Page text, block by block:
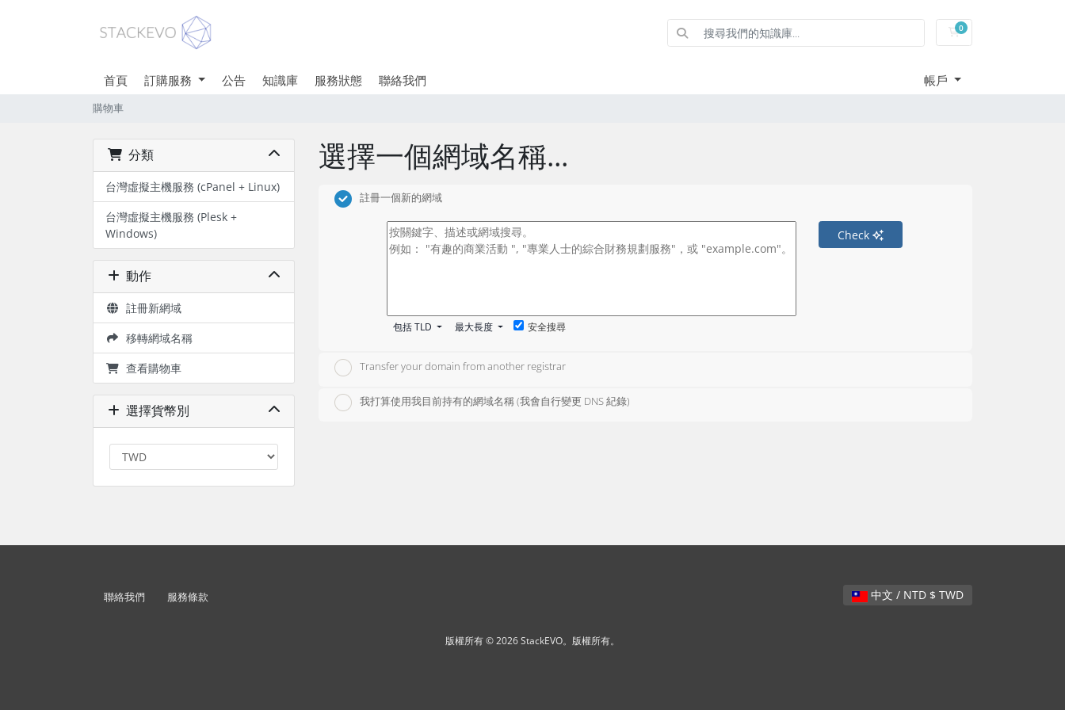
0購物車
首頁 訂購服務 公告 知識庫 服務狀態 聯絡我們 帳戶
購物車
分類
台灣虛擬主機服務 (cPanel + Linux)
台灣虛擬主機服務 (Plesk +
Windows)
動作
註冊新網域
移轉網域名稱
查看購物車
選擇貨幣別
選擇一個網域名稱...
註冊一個新的網域
Check
包括 TLD 最大長度 安全搜尋
Transfer your domain from another registrar
我打算使用我目前持有的網域名稱 (我會自行變更 DNS 紀錄)
中文 / NTD $ TWD
聯絡我們 服務條款
版權所有 © 2026 StackEVO。版權所有。